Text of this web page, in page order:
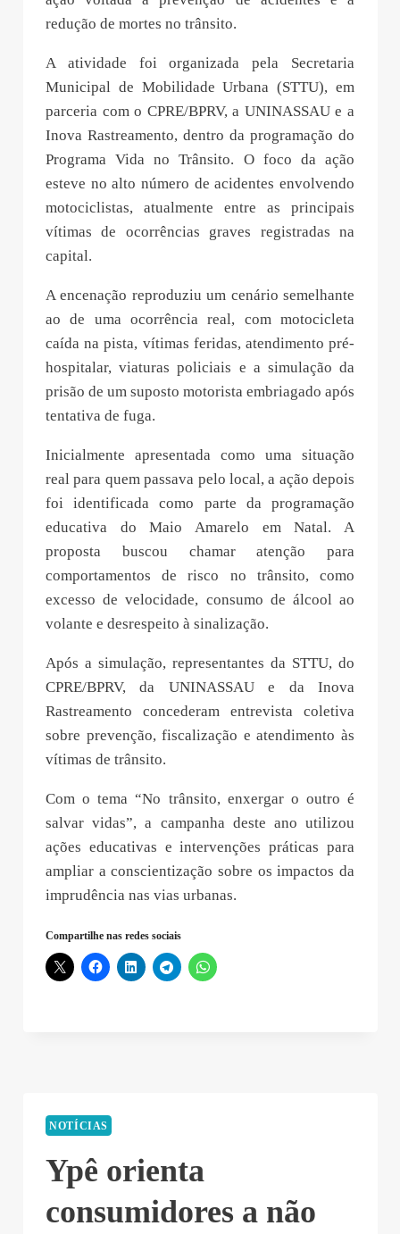
redução de mortes no trânsito.
A atividade foi organizada pela Secretaria
Municipal de Mobilidade Urbana (STTU), em
parceria com o CPRE/BPRV, a UNINASSAU e a
Inova Rastreamento, dentro da programação do
Programa Vida no Trânsito. O foco da ação
esteve no alto número de acidentes envolvendo
motociclistas, atualmente entre as principais
vítimas de ocorrências graves registradas na
capital.
A encenação reproduziu um cenário semelhante
ao de uma ocorrência real, com motocicleta
caída na pista, vítimas feridas, atendimento pré-
hospitalar, viaturas policiais e a simulação da
prisão de um suposto motorista embriagado após
tentativa de fuga.
Inicialmente apresentada como uma situação
real para quem passava pelo local, a ação depois
foi identificada como parte da programação
educativa do Maio Amarelo em Natal. A
proposta buscou chamar atenção para
comportamentos de risco no trânsito, como
excesso de velocidade, consumo de álcool ao
volante e desrespeito à sinalização.
Após a simulação, representantes da STTU, do
CPRE/BPRV, da UNINASSAU e da Inova
Rastreamento concederam entrevista coletiva
sobre prevenção, fiscalização e atendimento às
vítimas de trânsito.
Com o tema “No trânsito, enxergar o outro é
salvar vidas”, a campanha deste ano utilizou
ações educativas e intervenções práticas para
ampliar a conscientização sobre os impactos da
imprudência nas vias urbanas.
Compartilhe nas redes sociais
NOTÍCIAS
Ypê orienta
consumidores a não